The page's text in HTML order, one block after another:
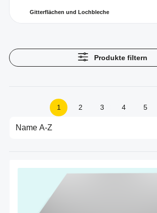
Gitterflächen und Lochbleche
Produkte filtern
Seite
1
Seite
2
Seite
3
Seite
4
Seite
5